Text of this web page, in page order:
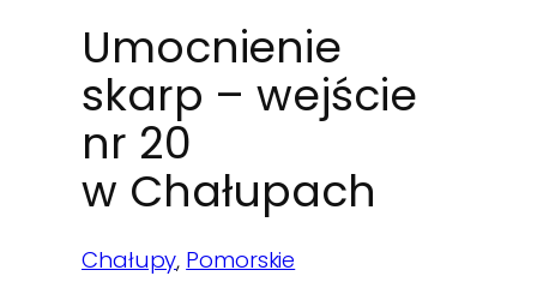
Umocnienie
skarp – wejście
nr 20
w Chałupach
Chałupy, Pomorskie